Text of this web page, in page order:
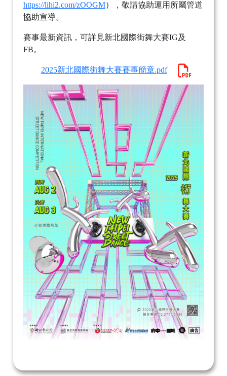
https://lihi2.com/zOOGM），敬請協助運用所屬管道
協助宣導。
賽事最新資訊，可詳見新北國際街舞大賽IG及
FB。
2025新北國際街舞大賽賽事簡章.pdf